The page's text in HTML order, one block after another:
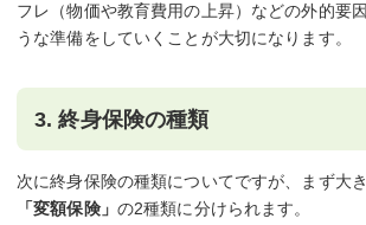
フレ（物価や教育費用の上昇）などの外的要
うな準備をしていくことが大切になります。
3. 終身保険の種類
次に終身保険の種類についてですが、まず大き
「変額保険」 の2種類に分けられます。